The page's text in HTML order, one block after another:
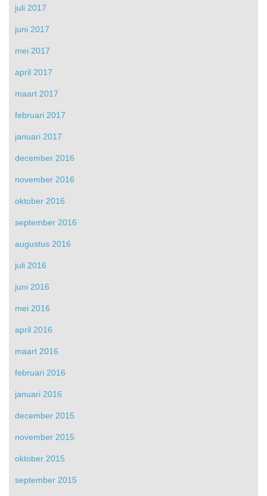
juli 2017
juni 2017
mei 2017
april 2017
maart 2017
februari 2017
januari 2017
december 2016
november 2016
oktober 2016
september 2016
augustus 2016
juli 2016
juni 2016
mei 2016
april 2016
maart 2016
februari 2016
januari 2016
december 2015
november 2015
oktober 2015
september 2015